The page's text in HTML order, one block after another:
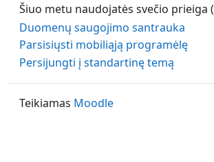
Šiuo metu naudojatės svečio prieiga (
Duomenų saugojimo santrauka
Parsisiųsti mobiliąją programėlę
Persijungti į standartinę temą
Teikiamas Moodle